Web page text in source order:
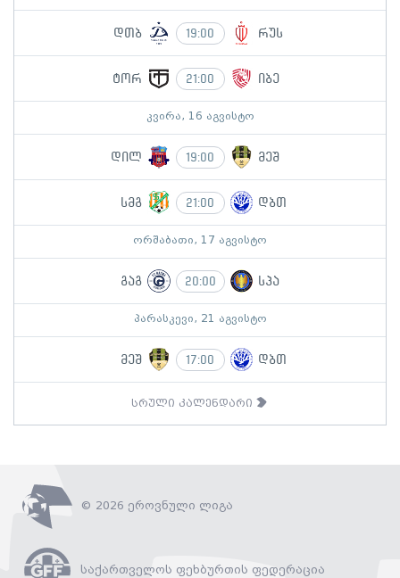
დთბ 19:00 რუს
ტორ 21:00 იბე
კვირა, 16 აგვისტო
დილ 19:00 მეშ
სმგ 21:00 დბთ
ორშაბათი, 17 აგვისტო
გაგ 20:00 სპა
პარასკევი, 21 აგვისტო
მეშ 17:00 დბთ
სრული კალენდარი
© 2026 ეროვნული ლიგა
საქართველოს ფეხბურთის ფედერაცია